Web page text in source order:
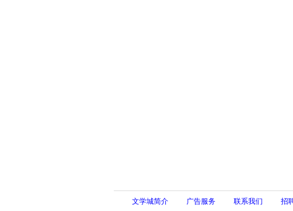
文学城简介 广告服务 联系我们 招